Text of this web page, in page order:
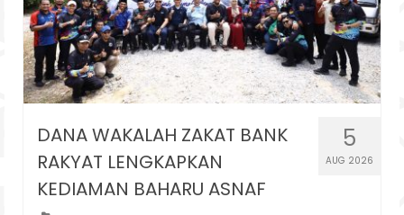
5
AUG 2026
DANA WAKALAH ZAKAT BANK
RAKYAT LENGKAPKAN
KEDIAMAN BAHARU ASNAF